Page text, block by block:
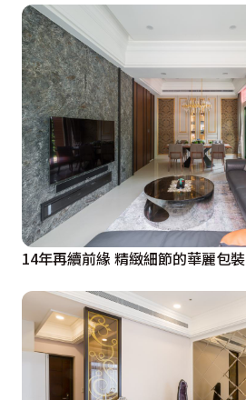
14年再續前緣 精緻細節的華麗包裝